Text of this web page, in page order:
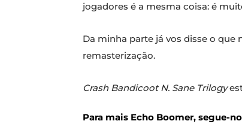
jogadores é a mesma coisa: é
Da minha parte já vos disse o que
remasterização.
Crash Bandicoot N. Sane Trilogy
Para mais Echo Boomer, segue-